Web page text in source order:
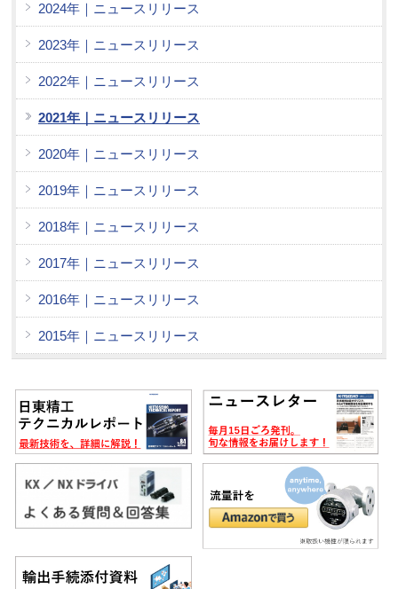
2024年｜ニュースリリース
2023年｜ニュースリリース
2022年｜ニュースリリース
2021年｜ニュースリリース
2020年｜ニュースリリース
2019年｜ニュースリリース
2018年｜ニュースリリース
2017年｜ニュースリリース
2016年｜ニュースリリース
2015年｜ニュースリリース